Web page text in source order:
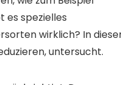
es spezielles
wirklich? In
untersucht.